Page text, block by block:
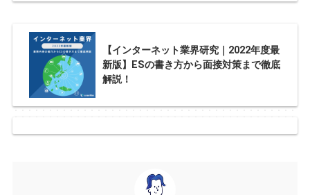
【インターネット業界研究｜2022年度最
新版】ESの書き方から面接対策まで徹底
解説！